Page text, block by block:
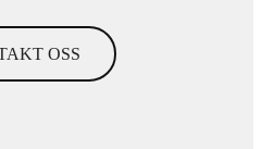
OSS